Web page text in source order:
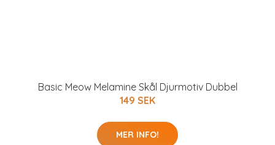
Basic Meow Melamine Skål Djurmotiv Dubbel
149 SEK
MER INFO!